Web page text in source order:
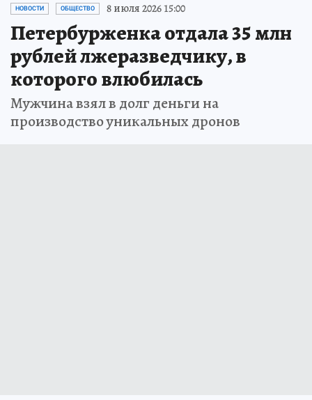
НОВОСТИ ОБЩЕСТВО 8 июля 2026 15:00
Петербурженка отдала 35 млн
рублей лжеразведчику, в
которого влюбилась
Мужчина взял в долг деньги на
производство уникальных дронов